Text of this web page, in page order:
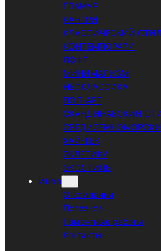
ГЛАМУР
КАНТРИ
КЛАССИЧЕСКИЙ
КОНТЕМПОРАРИ
ЛОФТ
МИНИМАЛИЗМ
НЕОКЛАССИКА
ПОП-АРТ
СКАНДИНАВСКИЙ
ХАЙ-ТЕК
ЭКЛЕТИКА
ЭКОСТИЛЬ
Инфо
О компании
Полезное
Ремонтные работы
Контакты